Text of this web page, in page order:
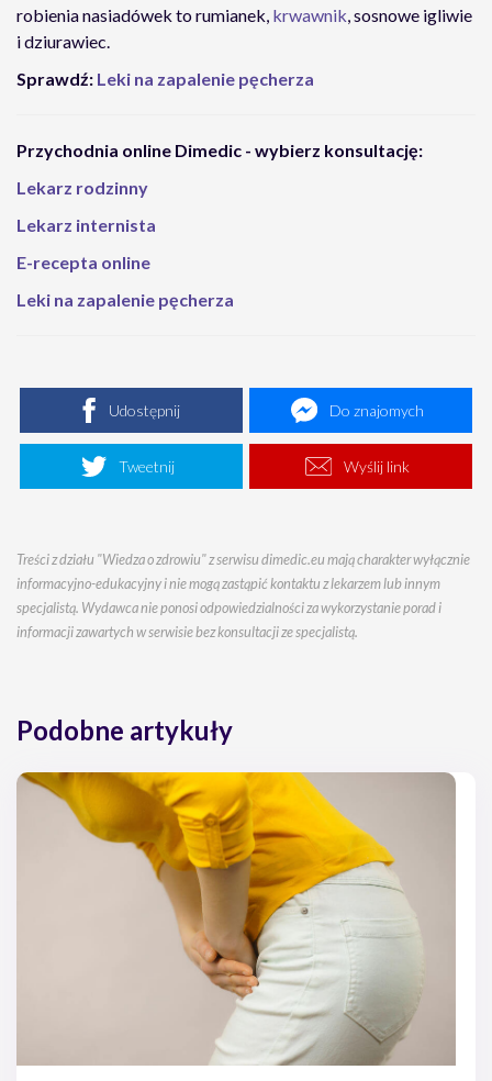
robienia nasiadówek to rumianek, krwawnik, sosnowe igliwie
i dziurawiec.
Sprawdź: Leki na zapalenie pęcherza
Przychodnia online Dimedic - wybierz konsultację:
Lekarz rodzinny
Lekarz internista
E-recepta online
Leki na zapalenie pęcherza
Udostępnij Do znajomych
Tweetnij Wyślij link
Treści z działu "Wiedza o zdrowiu" z serwisu dimedic.eu mają charakter wyłącznie
informacyjno-edukacyjny i nie mogą zastąpić kontaktu z lekarzem lub innym
specjalistą. Wydawca nie ponosi odpowiedzialności za wykorzystanie porad i
informacji zawartych w serwisie bez konsultacji ze specjalistą.
Podobne artykuły